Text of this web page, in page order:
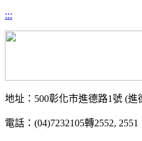
:::
地址：500彰化市進德路1號 (進
電話：(04)7232105轉2552, 2551